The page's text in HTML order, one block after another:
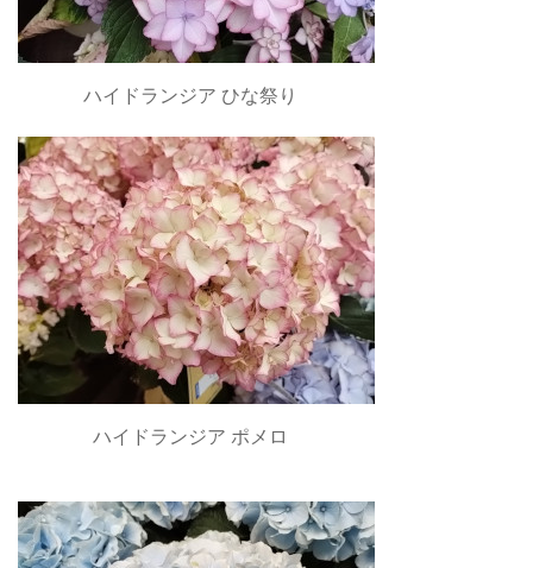
ハイドランジア ひな祭り
ハイドランジア ポメロ